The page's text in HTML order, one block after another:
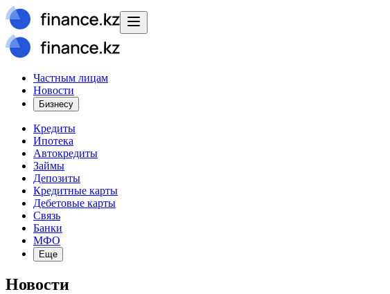
Частным лицам
Новости
Бизнесу
Кредиты
Ипотека
Автокредиты
Займы
Депозиты
Кредитные карты
Дебетовые карты
Связь
Банки
МФО
Еще
Новости